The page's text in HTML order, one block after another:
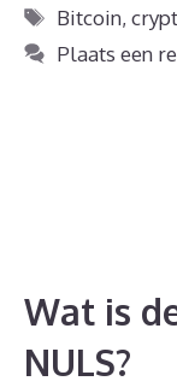
Tags
Bitcoin,
Plaats een
Wat is
NULS?